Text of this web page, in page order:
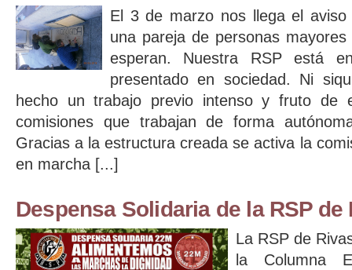
El 3 de marzo nos llega el aviso
una pareja de personas
esperan. Nuestra RSP está
presentado en sociedad. Ni
hecho un trabajo previo intenso y fruto de
comisiones que trabajan de forma
Gracias a la estructura creada se activa la
en marcha [...]
Despensa Solidaria de la RSP de
La RSP de
la Columna